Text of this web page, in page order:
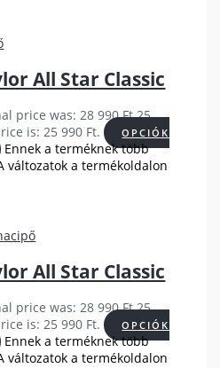
All Star Classic
price was: 28 990 Ft.25
is: 25 990 Ft.
OPCIÓK
Ennek a terméknek több
változatok a termékoldalon
All Star Classic
price was: 28 990 Ft.25
is: 25 990 Ft.
OPCIÓK
Ennek a terméknek több
változatok a termékoldalon